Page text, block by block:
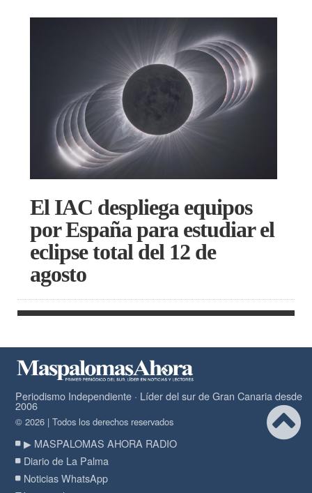
El IAC despliega equipos
por España para estudiar el
eclipse total del 12 de
agosto
Periodismo Independiente · Líder del sur de Gran Canaria desde
2006
© 2026 | Todos los derechos reservados
▶ MASPALOMAS AHORA RADIO
Diario de La Palma
Noticias WhatsApp